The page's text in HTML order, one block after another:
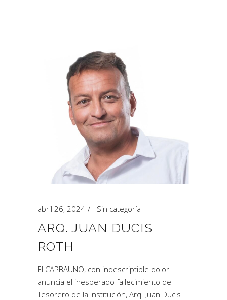
abril 26, 2024 Sin categoría
ARQ. JUAN DUCIS
ROTH
El CAPBAUNO, con indescriptible dolor
anuncia el inesperado fallecimiento del
Tesorero de la Institución, Arq. Juan Ducis